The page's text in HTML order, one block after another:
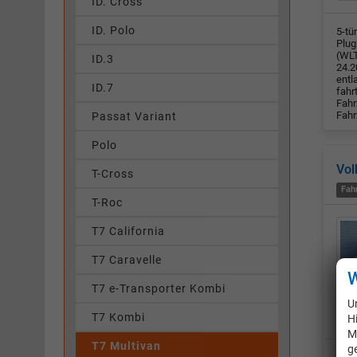
5-
ID. Polo
ID.3
ID.7
Passat Variant
Polo
T-Cross
T-Roc
T7 California
T7 Caravelle
T7 e-Transporter Kombi
T7 Kombi
T7 Multivan